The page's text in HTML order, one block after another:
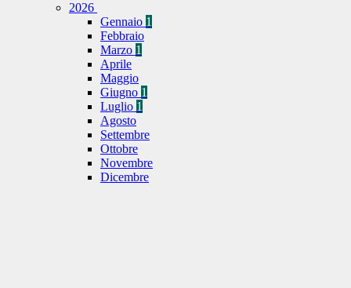
2026
Gennaio 1
Febbraio
Marzo 1
Aprile
Maggio
Giugno 1
Luglio 1
Agosto
Settembre
Ottobre
Novembre
Dicembre